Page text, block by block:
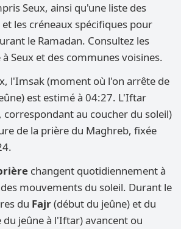
Seux, ainsi qu'une liste des
les créneaux spécifiques pour
le Ramadan. Consultez les
Seux et des communes voisines.
l'Imsak (moment où l'on arrête de
est estimé à 04:27. L'Iftar
au coucher du soleil)
de la prière du Maghreb, fixée
changent quotidiennement à
mouvements du soleil. Durant le
du Fajr(début du jeûne) et du
jeûne à l'Iftar) avancent ou